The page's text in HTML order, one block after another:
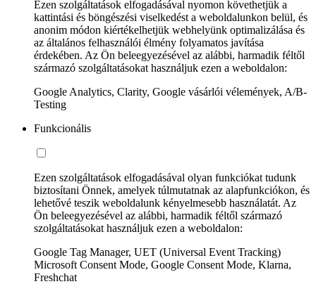
Ezen szolgáltatások elfogadásával nyomon követhetjük a
kattintási és böngészési viselkedést a weboldalunkon belül, és
anonim módon kiértékelhetjük webhelyünk optimalizálása és
az általános felhasználói élmény folyamatos javítása
érdekében. Az Ön beleegyezésével az alábbi, harmadik féltől
származó szolgáltatásokat használjuk ezen a weboldalon:
Google Analytics, Clarity, Google vásárlói vélemények, A/B-
Testing
Funkcionális
Ezen szolgáltatások elfogadásával olyan funkciókat tudunk
biztosítani Önnek, amelyek túlmutatnak az alapfunkciókon, és
lehetővé teszik weboldalunk kényelmesebb használatát. Az
Ön beleegyezésével az alábbi, harmadik féltől származó
szolgáltatásokat használjuk ezen a weboldalon:
Google Tag Manager, UET (Universal Event Tracking)
Microsoft Consent Mode, Google Consent Mode, Klarna,
Freshchat